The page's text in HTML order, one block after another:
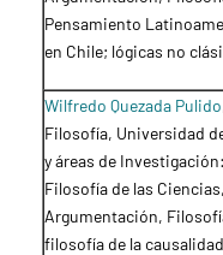
Pensamiento
en Chile; lógicas no
Wilfredo Quezada Pulido
Filosofía, Universidad
y áreas de
Filosofía de las
Argumentación,
filosofía de la